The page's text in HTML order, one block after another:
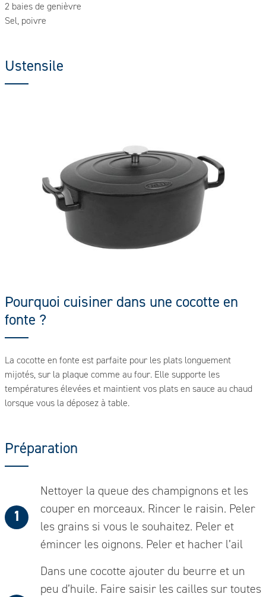
Préparation
Nettoyer la queue des champignons et les
couper en morceaux. Rincer le raisin. Peler
les grains si vous le souhaitez. Peler et
émincer les oignons. Peler et hacher l’ail
Dans une cocotte ajouter du beurre et un
peu d’huile. Faire saisir les cailles sur toutes
2 baies de genièvre
Sel, poivre
Ustensile
Pourquoi cuisiner dans une cocotte en
fonte ?
La cocotte en fonte est parfaite pour les plats longuement
mijotés, sur la plaque comme au four. Elle supporte les
températures élevées et maintient vos plats en sauce au chaud
lorsque vous la déposez à table.